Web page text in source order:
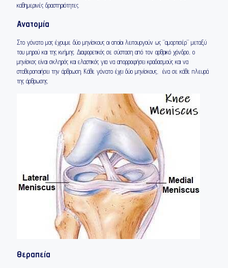
καθημερινές δραστηριότητες.
Ανατομία
Στο γόνατο μας έχουμε δύο μηνίσκους οι οποίοι λειτουργούν ως “αμορτισέρ” μεταξύ
του μηρού και της κνήμης. Διαφορετικός σε σύσταση από τον αρθρικό χόνδρο, ο
μηνίσκος είναι σκληρός και ελαστικός για να απορροφήσει κραδασμούς και να
σταθεροποιήσει την άρθρωση. Κάθε γόνατο έχει δύο μηνίσκους, ένα σε κάθε πλευρά
της άρθρωσης.
Θεραπεία